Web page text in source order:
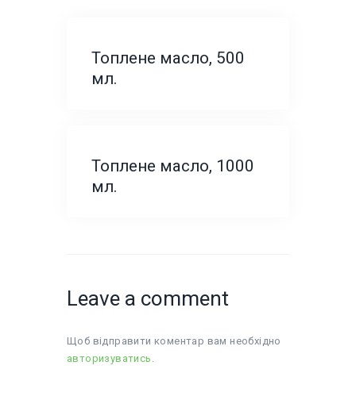
Топлене масло, 500
мл.
Топлене масло, 1000
мл.
Leave a comment
Щоб відправити коментар вам необхідно
авторизуватись .